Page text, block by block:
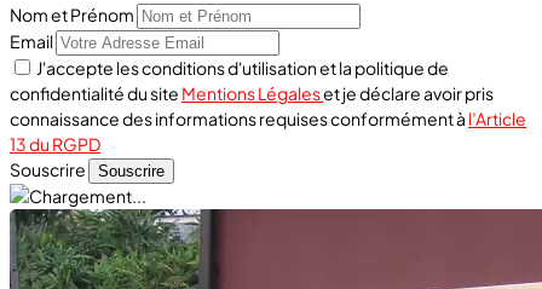
Nom et Prénom
Email
J'accepte les conditions d'utilisation et la politique de
confidentialité du site Mentions Légaleset je déclare avoir pris
connaissance des informations requises conformément à l’Article
13 du RGPD
Souscrire